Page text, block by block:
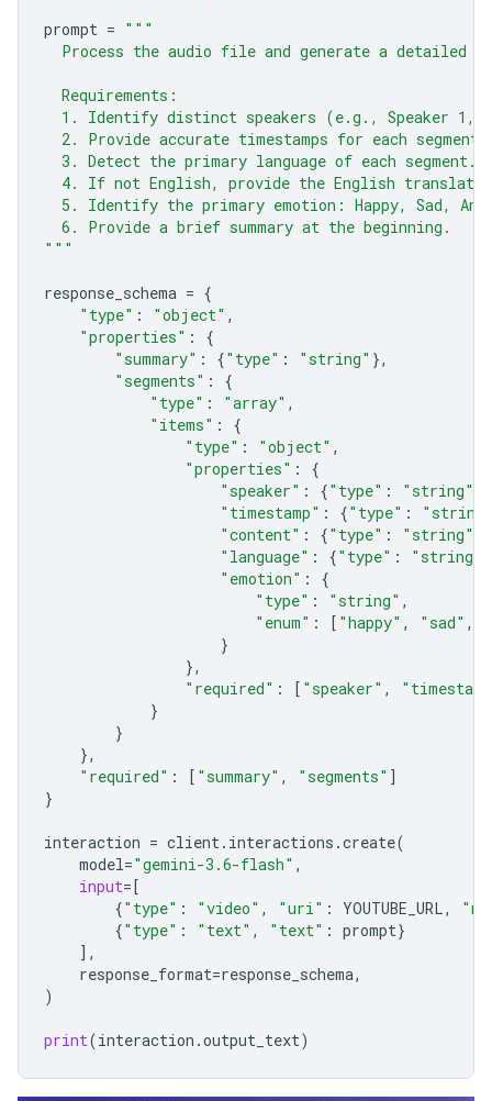
prompt = """
Process the audio file and generate a detailed
  Requirements:
1. Identify distinct speakers (e.g., Speaker 1,
2. Provide accurate timestamps for each segment
  3. Detect the primary language of each segment.
4. If not English, provide the English
5. Identify the primary emotion: Happy, Sad,
  6. Provide a brief summary at the beginning.
"""
response_schema = {
"type" : "object" ,
"properties" :
{
"summary" : {"type" : "string" },
"segments" :
{
"type" : "array" ,
"items" :
{
"type" : "object" ,
"properties" :
{
"speaker" : {"type" : "string"
"timestamp" : {"type" :
"content" : {"type" : "string"
"language" : {"type" : "string"
"emotion" :
{
"type" : "string" ,
"enum" : [ "happy" , "sad" ,
}
},
"required" : [ "speaker" ,
}
}
},
"required" : [ "summary" , "segments" ]
}
interaction = client. interactions .create(
model="gemini-3.6-flash" ,
input=[
{"type" : "video" , "uri" : YOUTUBE_URL,
{"type" : "text" , "text" : prompt}
],
response_format=response_schema,
)
print(interaction .output_text)